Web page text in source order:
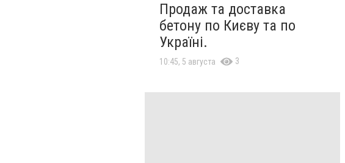
Продаж та доставка
бетону по Києву та по
Україні.
10:45, 5 августа 3